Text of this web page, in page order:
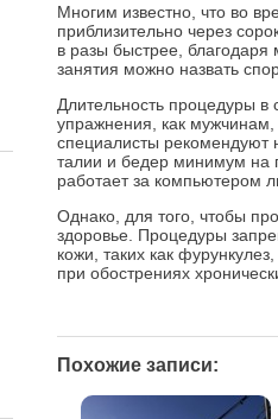
Многим известно, что во
приблизительно через
в разы быстрее, благодаря
занятия можно назвать
Длительность процедуры в
упражнения, как
специалисты рекомендуют
талии и бедер минимум на
работает за компьютером
Однако, для того, чтобы
здоровье. Процедуры
кожи, таких как
при обострениях
Похожие записи: